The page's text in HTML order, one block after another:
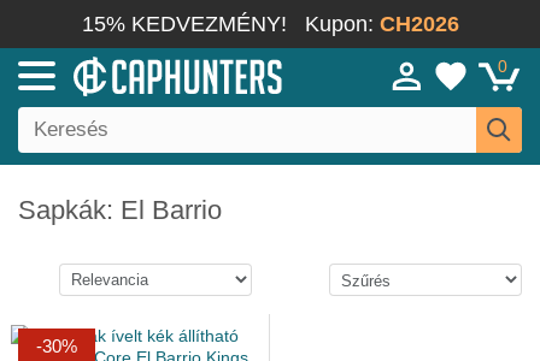
15% KEDVEZMÉNY! Kupon: CH2026
0
Sapkák: El Barrio
-30%